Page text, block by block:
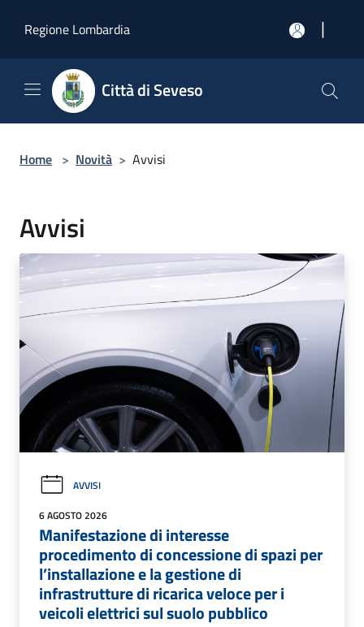
Regione Lombardia
|
Città di Seveso
Home > Novità > Avvisi
Avvisi
AVVISI
6 AGOSTO 2026
Manifestazione di interesse
procedimento di concessione di spazi per
l’installazione e la gestione di
infrastrutture di ricarica veloce per i
veicoli elettrici sul suolo pubblico